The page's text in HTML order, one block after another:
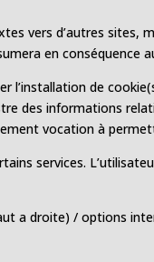
vers d’autres sites,
en conséquence
l’installation de
des informations
vocation à
services.
a droite) / options